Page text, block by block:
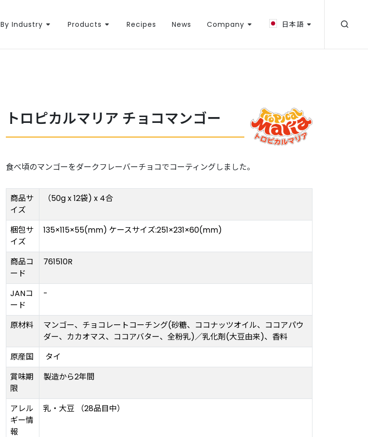
By Industry Products Recipes News Company 日本語
トロピカルマリア チョコマンゴー
食べ頃のマンゴーをダークフレーバーチョコでコーティングしました。
商品サ
イズ
（50g x 12袋) x 4合
梱包サ
イズ
135×115×55(mm) ケースサイズ:251×231×60(mm)
商品コ
ード
761510R
JANコ
ード
-
原材料
マンゴー、チョコレートコーチング(砂糖、ココナッツオイル、ココアパウ
ダー、カカオマス、ココアバター、全粉乳)／乳化剤(大豆由来)、香料
原産国
タイ
賞味期
限
製造から2年間
アレル
ギー情
報
乳・大豆 （28品目中）